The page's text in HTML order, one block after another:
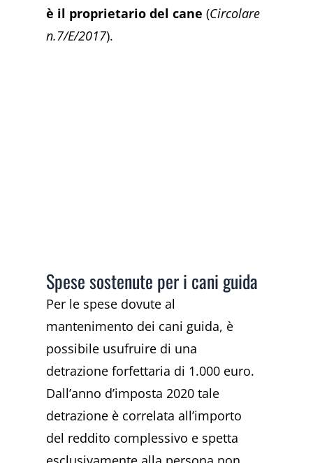
è il proprietario del cane (Circolare
n.7/E/2017).
Spese sostenute per i cani guida
Per le spese dovute al
mantenimento dei cani guida, è
possibile usufruire di una
detrazione forfettaria di 1.000 euro.
Dall’anno d’imposta 2020 tale
detrazione è correlata all’importo
del reddito complessivo e spetta